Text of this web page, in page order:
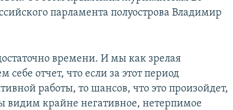
парламента полуострова Владимир
времени. И мы как зрелая
себе отчет, что если за этот период
работы, то шансов, что это произойдет,
видим крайне негативное, нетерпимое